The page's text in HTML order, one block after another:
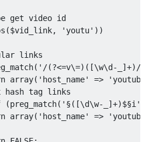
get video id
($vid_link, 'youtu' ))
links
( '/(?<=v\=)([\w\d-_]+)/'
array( 'host_name' =>
hash tag links
(preg_match( '§([\d\w-_]+)$§i'
array( 'host_name' =>